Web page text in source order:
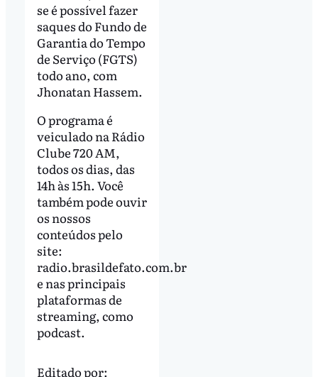
se é possível fazer
saques do Fundo de
Garantia do Tempo
de Serviço (FGTS)
todo ano, com
Jhonatan Hassem.
O programa é
veiculado na Rádio
Clube 720 AM,
todos os dias, das
14h às 15h. Você
também pode ouvir
os nossos
conteúdos pelo
site:
radio.brasildefato.com.br
e nas principais
plataformas de
streaming, como
podcast.
Editado por: